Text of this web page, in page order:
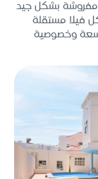
بشكل جيد
فيلا مستقلة
وخصوصية